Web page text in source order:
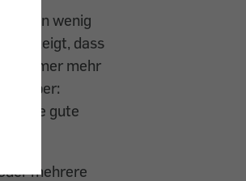
wenig
zeigt, dass
immer mehr
Aber:
heute gute
mehrere